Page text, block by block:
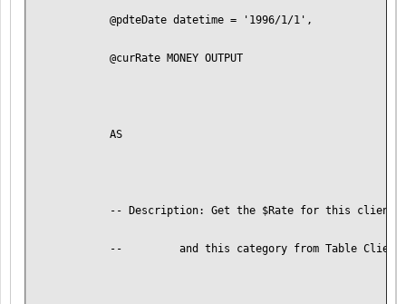
        @pdteDate datetime = '1996/1/1',
        @curRate MONEY OUTPUT
        AS
-- Description: Get the $Rate for this client
--         and this category from Table